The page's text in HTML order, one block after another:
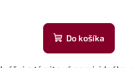
Do košíka